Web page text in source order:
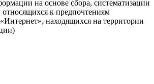
на основе сбора, систематизации
относящихся к предпочтениям
находящихся на территории